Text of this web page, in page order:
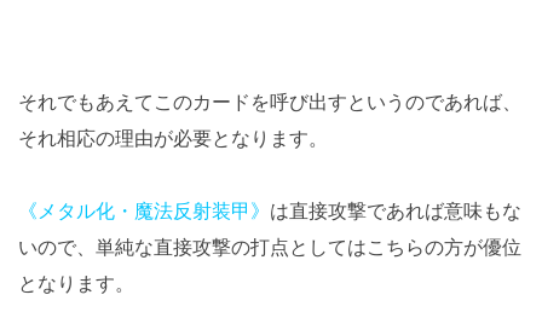
それでもあえてこのカードを呼び出すというのであれば、
それ相応の理由が必要となります。
《メタル化・魔法反射装甲》 は直接攻撃であれば意味もな
いので、単純な直接攻撃の打点としてはこちらの方が優位
となります。